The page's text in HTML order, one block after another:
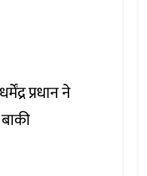
प्रधान ने